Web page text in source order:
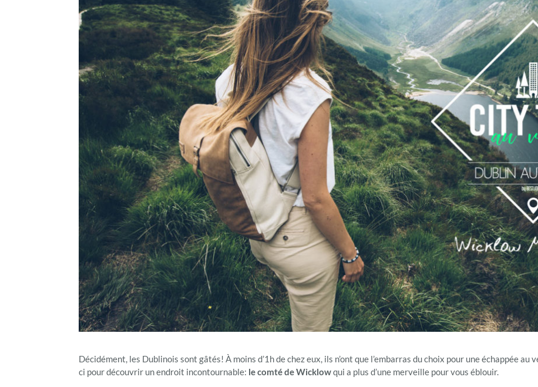
Décidément, les Dublinois sont gâtés! À moins d’1h de chez eux, ils n’ont que l’embarras du choix pour une échappée au
ci pour découvrir un endroit incontournable: le comté de Wicklowqui a plus d’une merveille pour vous éblouir.